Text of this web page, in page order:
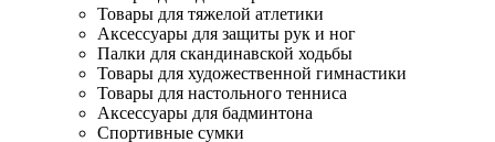
Товары для тяжелой атлетики
Аксессуары для защиты рук и ног
Палки для скандинавской ходьбы
Товары для художественной гимнастики
Товары для настольного тенниса
Аксессуары для бадминтона
Спортивные сумки